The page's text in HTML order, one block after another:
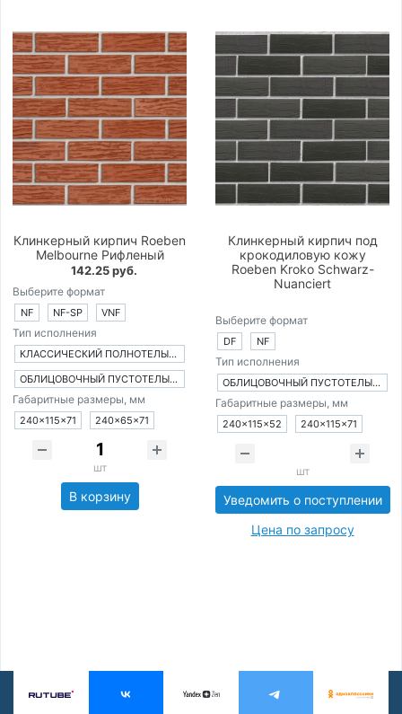
Клинкерный кирпич Roeben
Melbourne Рифленый
142.25 руб.
Выберите формат
NF NF-SP VNF
Тип исполнения
КЛАССИЧЕСКИЙ ПОЛНОТЕЛЫЙ КИРПИЧ
ОБЛИЦОВОЧНЫЙ ПУСТОТЕЛЫЙ КИРПИЧ
Габаритные размеры, мм
240×115×71 240×65×71
шт
В корзину
Клинкерный кирпич под
крокодиловую кожу
Roeben Kroko Schwarz-
Nuanciert
Выберите формат
DF NF
Тип исполнения
ОБЛИЦОВОЧНЫЙ ПУСТОТЕЛЫЙ КИРПИЧ
Габаритные размеры, мм
240×115×52 240×115×71
шт
Уведомить о поступлении
Цена по запросу